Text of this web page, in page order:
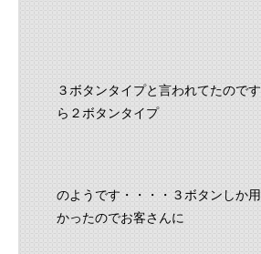
３ボタンタイプと言われてたので
ら２ボタンタイプ
のようです・・・・３ボタンしか
かったのでお客さんに